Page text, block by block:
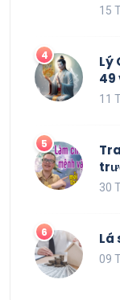
15
Lý
49
11
30
Lá
09